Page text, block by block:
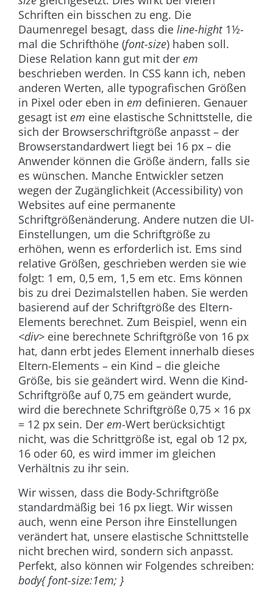
Schriften ein bisschen zu eng. Die
Daumenregel besagt, dass die line-hight1½-
mal die Schrifthöhe (font-size) haben soll.
Diese Relation kann gut mit der em
beschrieben werden. In CSS kann ich, neben
anderen Werten, alle typografischen Größen
in Pixel oder eben in em definieren. Genauer
gesagt ist em eine elastische Schnittstelle, die
sich der Browserschriftgröße anpasst – der
Browserstandardwert liegt bei 16 px – die
Anwender können die Größe ändern, falls sie
es wünschen. Manche Entwickler setzen
wegen der Zugänglichkeit (Accessibility) von
Websites auf eine permanente
Schriftgrößenänderung. Andere nutzen die UI-
Einstellungen, um die Schriftgröße zu
erhöhen, wenn es erforderlich ist. Ems sind
relative Größen, geschrieben werden sie wie
folgt: 1 em, 0,5 em, 1,5 em etc. Ems können
bis zu drei Dezimalstellen haben. Sie werden
basierend auf der Schriftgröße des Eltern-
Elements berechnet. Zum Beispiel, wenn ein
<div> eine berechnete Schriftgröße von 16 px
hat, dann erbt jedes Element innerhalb dieses
Eltern-Elements – ein Kind – die gleiche
Größe, bis sie geändert wird. Wenn die Kind-
Schriftgröße auf 0,75 em geändert wurde,
wird die berechnete Schriftgröße 0,75 × 16 px
= 12 px sein. Der em-Wert berücksichtigt
nicht, was die Schrittgröße ist, egal ob 12 px,
16 oder 60, es wird immer im gleichen
Verhältnis zu ihr sein.
Wir wissen, dass die Body-Schriftgröße
standardmäßig bei 16 px liegt. Wir wissen
auch, wenn eine Person ihre Einstellungen
verändert hat, unsere elastische Schnittstelle
nicht brechen wird, sondern sich anpasst.
Perfekt, also können wir Folgendes schreiben:
body{ font-size:1em; }